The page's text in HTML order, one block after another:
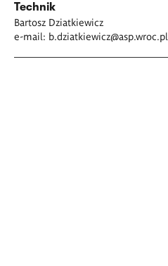
Technik
Bartosz Dziatkiewicz
e-mail: b.dziatkiewicz@asp.wroc.pl